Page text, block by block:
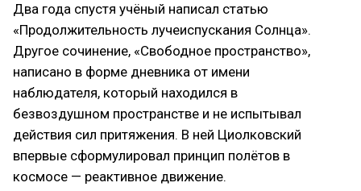
Два года спустя учёный написал статью
«Продолжительность лучеиспускания Солнца».
Другое сочинение, «Свободное пространство»,
написано в форме дневника от имени
наблюдателя, который находился в
безвоздушном пространстве и не испытывал
действия сил притяжения. В ней Циолковский
впервые сформулировал принцип полётов в
космосе — реактивное движение.